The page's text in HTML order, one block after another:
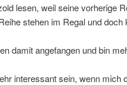
lesen, weil seine vorherige
stehen im Regal und doch
damit angefangen und bin
interessant sein, wenn mich